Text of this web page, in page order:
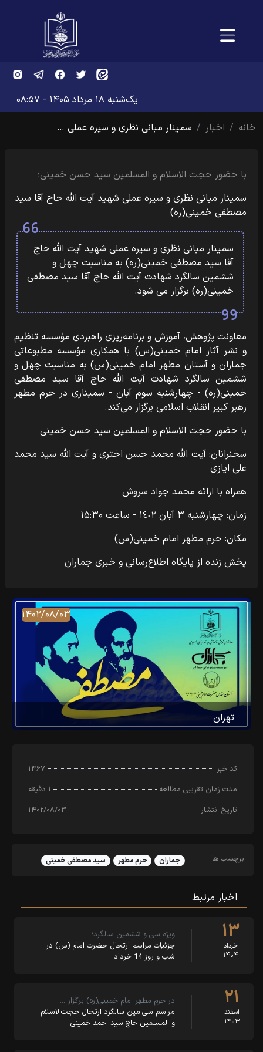
یک‌شنبه ۱۸ مرداد ۱۴۰۵ - ۰۸:۵۷
خانه
اخبار سمینار مبانی نظری و سیره عملی …
با حضور حجت الاسلام و المسلمین سید حسن خمینی؛
سمینار مبانی نظری و سیره عملی شهید آیت الله حاج آقا سید
مصطفی خمینی(ره)
سمینار مبانی نظری و سیره عملی شهید آیت الله حاج
آقا سید مصطفی خمینی(ره) به‌ مناسبت چهل و
ششمین سالگرد شهادت آیت‌ الله حاج آقا سید مصطفی
خمینی(ره) برگزار می‌ شود.
معاونت پژوهش، آموزش و برنامه‌ریزی راهبردی مؤسسه تنظیم
و نشر آثار امام خمینی(س) با همکاری مؤسسه مطبوعاتی
جماران و آستان مطهر امام خمینی(س) به‌ مناسبت چهل و
ششمین سالگرد شهادت آیت‌ الله حاج آقا سید مصطفی
خمینی(ره) - چهارشنبه سوم آبان - سمیناری در حرم مطهر
رهبر کبیر انقلاب اسلامی برگزار می‌کند.
با حضور حجت الاسلام و المسلمین سید حسن خمینی
سخنرانان: آیت الله محمد حسن اختری و آیت الله سید محمد
علی ایازی
همراه با ارائه محمد جواد سروش
زمان: چهارشنبه ۳ آبان ۱٤٠٢ - ساعت ۱۵:۳۰
مکان: حرم مطهر امام خمینی(س)
پخش زنده از پایگاه اطلاع‌رسانی و خبری جماران
۱۴۰۲/۰۸/۰۳
تهران
کد خبر
۱۴۶۷
مدت زمان تقریبی مطالعه
۱ دقیقه
تاریخ انتشار
۱۴۰۲/۰۸/۰۳
برچسب ها جماران حرم مطهر سید مصطفی خمینی
اخبار مرتبط
۱۳
خرداد
۱۴۰۴
ویژه سی و ششمین سالگرد؛
جزئیات مراسم ارتحال حضرت امام (س) در
شب و روز 14 خرداد
۲۱
اسفند
۱۴۰۳
در حرم مطهر امام خمینی(ره) برگزار …
مراسم سی‌امین سالگرد ارتحال حجت‌الاسلام
و المسلمین حاج سید احمد خمینی